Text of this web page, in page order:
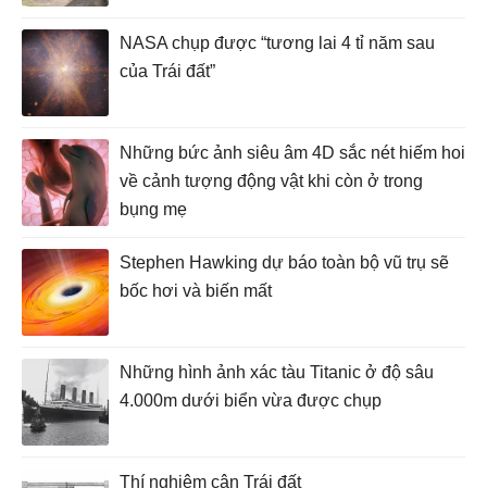
NASA chụp được “tương lai 4 tỉ năm sau
của Trái đất”
Những bức ảnh siêu âm 4D sắc nét hiếm hoi
về cảnh tượng động vật khi còn ở trong
bụng mẹ
Stephen Hawking dự báo toàn bộ vũ trụ sẽ
bốc hơi và biến mất
Những hình ảnh xác tàu Titanic ở độ sâu
4.000m dưới biển vừa được chụp
Thí nghiệm cân Trái đất